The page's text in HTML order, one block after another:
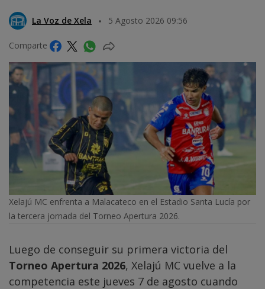
La Voz de Xela 5 Agosto 2026 09:56
Comparte
Xelajú MC enfrenta a Malacateco en el Estadio Santa Lucía por
la tercera jornada del Torneo Apertura 2026.
Luego de conseguir su primera victoria del
Torneo Apertura 2026, Xelajú MC vuelve a la
competencia este jueves 7 de agosto cuando